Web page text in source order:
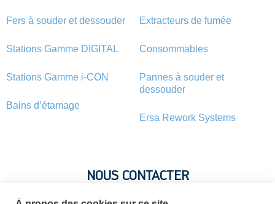
Fers à souder et dessouder
Stations Gamme DIGITAL
Stations Gamme i-CON
Bains d’étamage
Extracteurs de fumée
Consommables
Pannes à souder et
dessouder
Ersa Rework Systems
NOUS CONTACTER